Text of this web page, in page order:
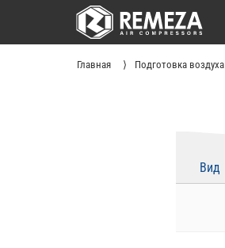
Главная Подготовка воздуха
Вид